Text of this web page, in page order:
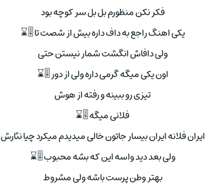
فکر نکن منظورم بل بل سر کوچه بود
یکی اهنگ راجع به داف داره بیش از شصت تا 🎚⌛
ولی دافاش انگشت شمار نیستن حتی
اون یکی میگه گرمی داره ولی از دور 🎚⌛
تیزی رو ببینه و رفته از هوش
فلانی میگه 🎚⌛
ایران فلانه ایران بیسار جاتون خالی میدیدم میکرد چیا نثارش
ولی بعد دید واسه این که بشه محبوب 🎚⌛
بهتر وطن پرست باشه ولی مشروط